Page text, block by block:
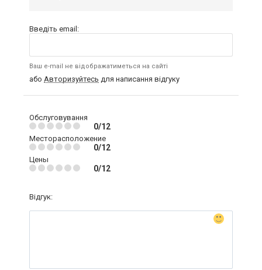
Введіть email:
Ваш e-mail не відображатиметься на сайті
або Авторизуйтесь для написання відгуку
Обслуговування
0/12
Месторасположение
0/12
Цены
0/12
Відгук: